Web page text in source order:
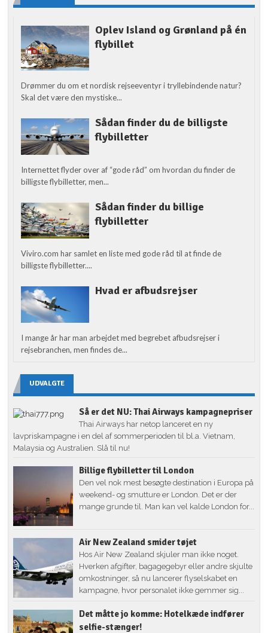
Oplev Island og Grønland på én
flybillet
Drømmer du om et nordisk rejseeventyr i tryllebindende natur?
Skal det være den mystiske...
Sådan finder du de billigste
flybilletter
Internettet flyder over af “gode råd” om hvordan du finder de
billigste flybilletter, men...
Sådan finder du billige
flybilletter
Viviro.com har samlet en liste med gode råd til at finde de
billigste flybilletter....
Hvad er afbudsrejser
I mange år har man arbejdet med begrebet afbudsrejser i
rejsebranchen, men findes de...
UDVALGTE
Så er det NU: Thai Airways kampagnepriser
Thai Airways har netop lanceret en ny
lavpriskampagne i en del af sommerperioden til bl.a. Vietnam,
Malaysia og Australien. Slå til nu!
Billige flybilletter til London
Den vel nok mest besøgte destination i Europa på
weekend- og smutture er London. Det er der
mange grunde til. Man kan vel kalde London for...
Air New Zealand smider tøjet
Hos Air New Zealand skjuler man ikke noget.
Hverken afgifter, bagagegebyr eller andre skjulte
omkostninger, så nu lancerer flyselskabet en
kampagne, hvor personalet ikke gemmer sig...
Det måtte jo komme: Hotelkæde indfører
selfie-stænger!